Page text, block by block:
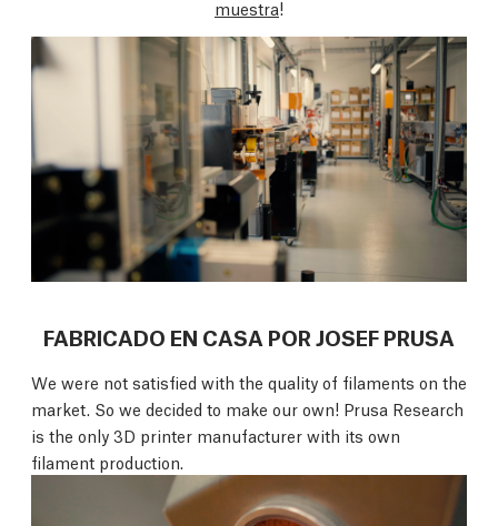
muestra!
FABRICADO EN CASA POR JOSEF PRUSA
We were not satisfied with the quality of filaments on the
market. So we decided to make our own! Prusa Research
is the only 3D printer manufacturer with its own
filament production.